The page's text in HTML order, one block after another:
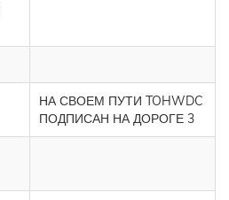
НА СВОЕМ ПУТИ TOHWDC
ПОДПИСАН НА ДОРОГЕ 3